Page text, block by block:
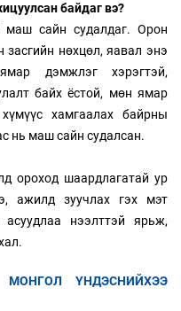
байдаг вэ?
маш сайн судалдаг. Орон
засгийн нөхцөл, яавал энэ
дэмжлэг хэрэгтэй,
байх ёстой, мөн ямар
хамгаалах байрны
нь маш сайн судалсан.
ороход шаардлагатай ур
ажилд зуучлах гэх мэт
нээлттэй ярьж,
ҮНДЭСНИЙХЭЭ